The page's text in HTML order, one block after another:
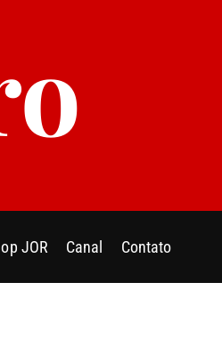
JOR Canal Contato